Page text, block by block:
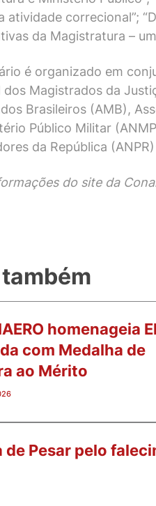
atividade correcional”;
da Magistratura –
é organizado em
dos Magistrados da
Brasileiros (AMB),
Público Militar
da República
do site da
homenageia
com Medalha de
ao Mérito
de Pesar pelo